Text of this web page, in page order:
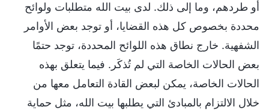
أو طردهم، وما إلى ذلك. لدى بيت الله متطلبات ولوائح
محددة بخصوص كل هذه القضايا، أو توجد بعض الأوامر
الشفهية. خارج نطاق هذه اللوائح المحددة، توجد حتمًا
بعض الحالات الخاصة التي لم تُذكَر. فيما يتعلق بهذه
الحالات الخاصة، يمكن لبعض القادة التعامل معها من
خلال الالتزام بالمبادئ التي يطلبها بيت الله، مثل حماية